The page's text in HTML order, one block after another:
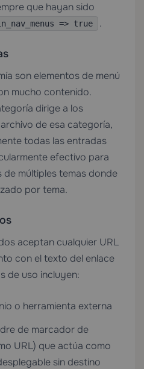
que hayan sido
=> true .
son elementos de menú
mucho contenido.
dirige a los
de esa categoría,
todas las entradas
efectivo para
múltiples temas donde
por tema.
aceptan cualquier URL
con el texto del enlace
de uso incluyen:
o herramienta externa
de marcador de
URL) que actúa como
sin destino